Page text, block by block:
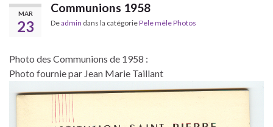
MAR
23
Communions 1958
Deadmin dans la catégoriePele mêle Photos
Photo des Communions de 1958 :
Photo fournie par Jean Marie Taillant